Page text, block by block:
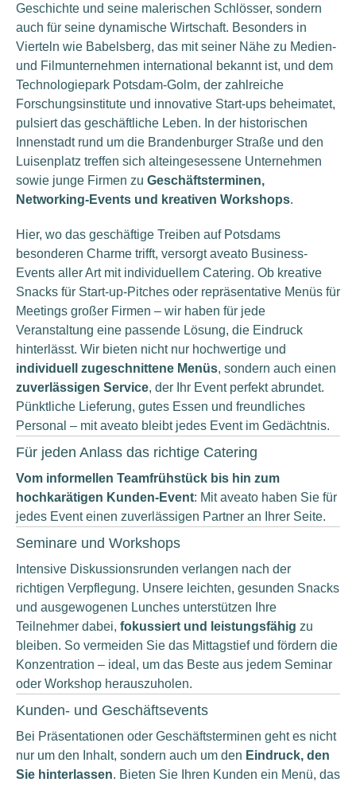
Geschichte und seine malerischen Schlösser, sondern
auch für seine dynamische Wirtschaft. Besonders in
Vierteln wie Babelsberg, das mit seiner Nähe zu Medien-
und Filmunternehmen international bekannt ist, und dem
Technologiepark Potsdam-Golm, der zahlreiche
Forschungsinstitute und innovative Start-ups beheimatet,
pulsiert das geschäftliche Leben. In der historischen
Innenstadt rund um die Brandenburger Straße und den
Luisenplatz treffen sich alteingesessene Unternehmen
sowie junge Firmen zu Geschäftsterminen,
Networking-Events und kreativen Workshops.
Hier, wo das geschäftige Treiben auf Potsdams
besonderen Charme trifft, versorgt aveato Business-
Events aller Art mit individuellem Catering. Ob kreative
Snacks für Start-up-Pitches oder repräsentative Menüs für
Meetings großer Firmen – wir haben für jede
Veranstaltung eine passende Lösung, die Eindruck
hinterlässt. Wir bieten nicht nur hochwertige und
individuell zugeschnittene Menüs, sondern auch einen
zuverlässigen Service, der Ihr Event perfekt abrundet.
Pünktliche Lieferung, gutes Essen und freundliches
Personal – mit aveato bleibt jedes Event im Gedächtnis.
Für jeden Anlass das richtige Catering
Vom informellen Teamfrühstück bis hin zum
hochkarätigen Kunden-Event: Mit aveato haben Sie für
jedes Event einen zuverlässigen Partner an Ihrer Seite.
Seminare und Workshops
Intensive Diskussionsrunden verlangen nach der
richtigen Verpflegung. Unsere leichten, gesunden Snacks
und ausgewogenen Lunches unterstützen Ihre
Teilnehmer dabei, fokussiert und leistungsfähig zu
bleiben. So vermeiden Sie das Mittagstief und fördern die
Konzentration – ideal, um das Beste aus jedem Seminar
oder Workshop herauszuholen.
Kunden- und Geschäftsevents
Bei Präsentationen oder Geschäftsterminen geht es nicht
nur um den Inhalt, sondern auch um den Eindruck, den
Sie hinterlassen. Bieten Sie Ihren Kunden ein Menü, das